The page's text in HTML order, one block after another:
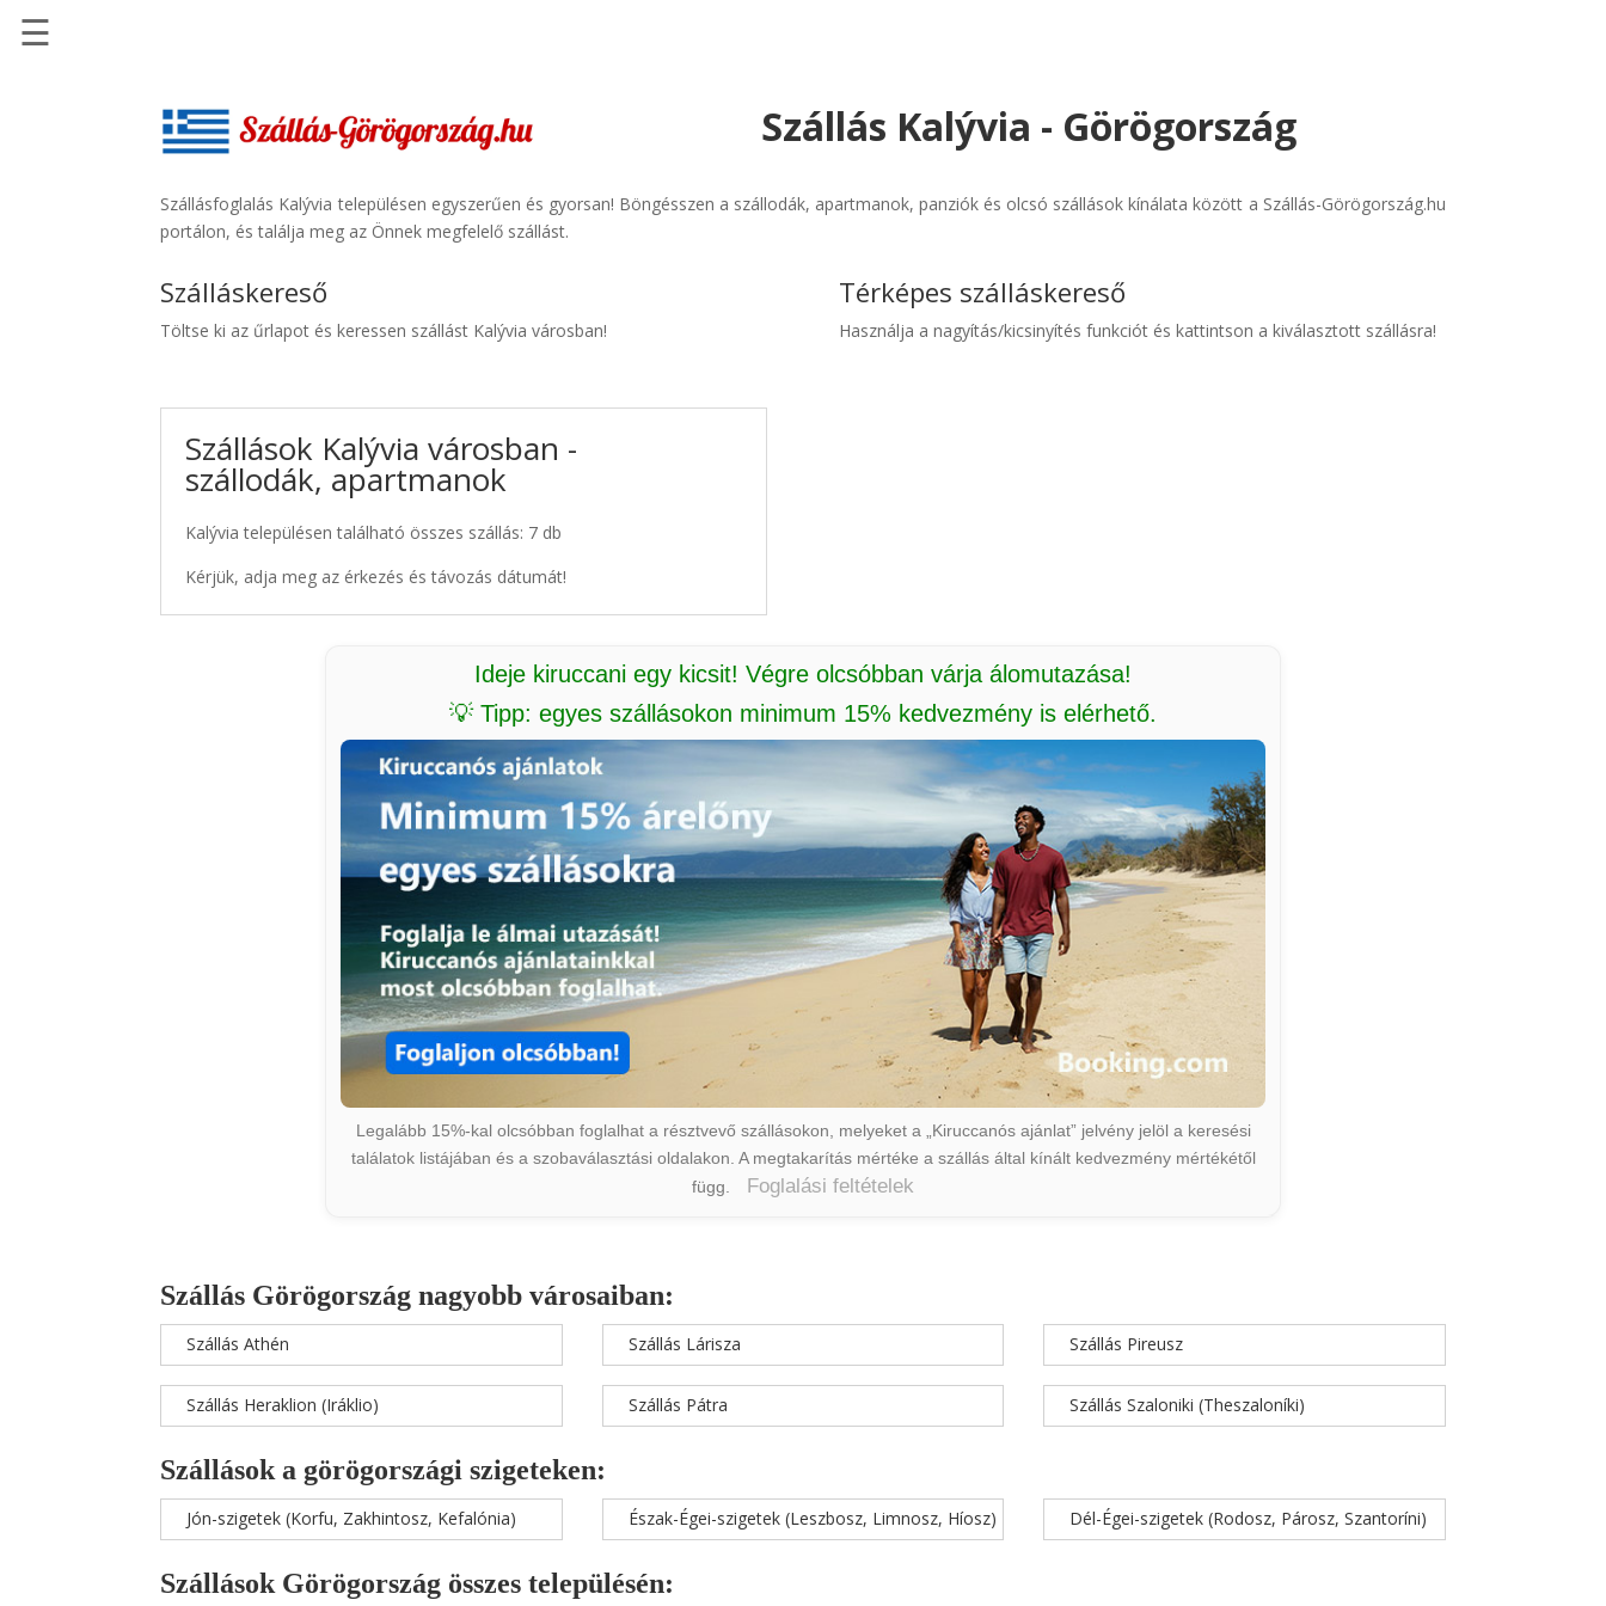
Szállásinfo.eu
Repülőjegy
Autóbérlés
☰
Szállás Kalývia - Görögország
Szállásfoglalás Kalývia településen egyszerűen és gyorsan! Böngésszen a szállodák, apartmanok, panziók és olcsó szállások kínálata között a Szállás-Görögország.hu
portálon, és találja meg az Önnek megfelelő szállást.
Szálláskereső
Töltse ki az űrlapot és keressen szállást Kalývia városban!
Szállások Kalývia városban -
szállodák, apartmanok
Kalývia településen található összes szállás: 7 db
Kérjük, adja meg az érkezés és távozás dátumát!
Térképes szálláskereső
Használja a nagyítás/kicsinyítés funkciót és kattintson a kiválasztott szállásra!
Ideje kiruccani egy kicsit! Végre olcsóbban várja álomutazása!
💡 Tipp: egyes szállásokon minimum 15% kedvezmény is elérhető.
Legalább 15%-kal olcsóbban foglalhat a résztvevő szállásokon, melyeket a „Kiruccanós ajánlat” jelvény jelöl a keresési
találatok listájában és a szobaválasztási oldalakon. A megtakarítás mértéke a szállás által kínált kedvezmény mértékétől
függ.
Foglalási feltételek
Szállás Görögország nagyobb városaiban:
Szállás Athén
Szállás Heraklion (Iráklio)
Szállás Lárisza
Szállás Pátra
Szállás Pireusz
Szállás Szaloniki (Theszaloníki)
Szállások a görögországi szigeteken:
Jón-szigetek (Korfu, Zakhintosz, Kefalónia) Észak-Égei-szigetek (Leszbosz, Limnosz, Híosz) Dél-Égei-szigetek (Rodosz, Párosz, Szantoríni)
Szállások Görögország összes településén: